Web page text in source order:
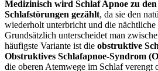
Medizinisch wird Schlaf Apnoe zu den
Schlafstörungen gezählt, da sie den
wiederholt unterbricht und die
Grundsätzlich unterscheidet man
häufigste Variante ist die obstruktive
Obstruktives Schlafapnoe-Syndrom
die oberen Atemwege im Schlaf verengt